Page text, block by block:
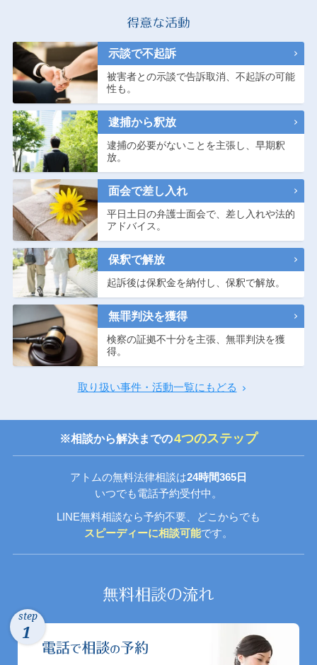
示談で不起訴
被害者との示談で告訴取消、不起訴の可能
性も。
逮捕から釈放
逮捕の必要がないことを主張し、早期釈
放。
面会で差し入れ
平日土日の弁護士面会で、差し入れや法的
アドバイス。
保釈で解放
起訴後は保釈金を納付し、保釈で解放。
無罪判決を獲得
検察の証拠不十分を主張、無罪判決を獲
得。
取り扱い事件・活動一覧にもどる
※相談から解決までの4つのステップ
アトムの無料法律相談は24時間365日
いつでも電話予約受付中。
LINE無料相談なら予約不要、どこからでも
スピーディーに相談可能です。
step
1